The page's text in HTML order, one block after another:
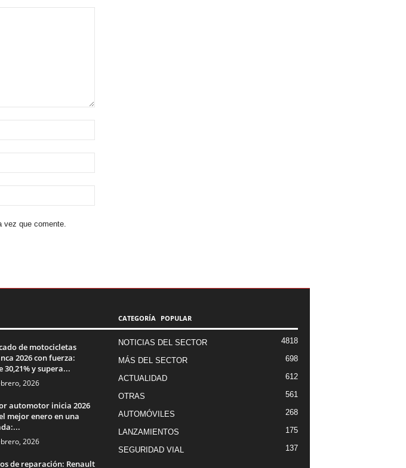
vez que comente.
de motocicletas
2026 con fuerza:
30,21% y supera...
2026
automotor inicia 2026
mejor enero en una
2026
de reparación: Renault
CATEGORÍA POPULAR
NOTICIAS DEL SECTOR 4818
MÁS DEL SECTOR 698
ACTUALIDAD 612
OTRAS 561
AUTOMÓVILES 268
LANZAMIENTOS 175
SEGURIDAD VIAL 137